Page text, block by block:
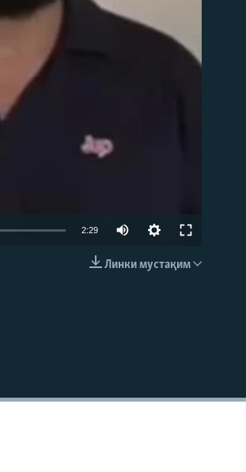
EMBED
2:29
Линки мустақим